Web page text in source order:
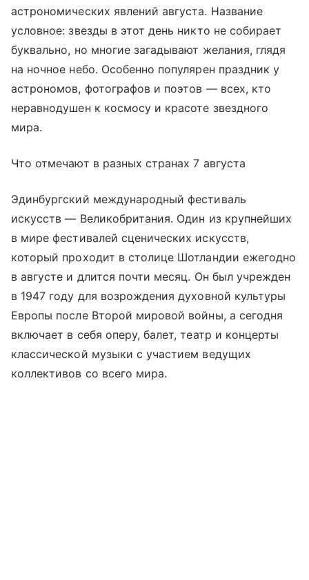
астрономических явлений августа. Название
условное: звезды в этот день никто не собирает
буквально, но многие загадывают желания, глядя
на ночное небо. Особенно популярен праздник у
астрономов, фотографов и поэтов — всех, кто
неравнодушен к космосу и красоте звездного
мира.
Что отмечают в разных странах 7 августа
Эдинбургский международный фестиваль
искусств — Великобритания. Один из крупнейших
в мире фестивалей сценических искусств,
который проходит в столице Шотландии ежегодно
в августе и длится почти месяц. Он был учрежден
в 1947 году для возрождения духовной культуры
Европы после Второй мировой войны, а сегодня
включает в себя оперу, балет, театр и концерты
классической музыки с участием ведущих
коллективов со всего мира.